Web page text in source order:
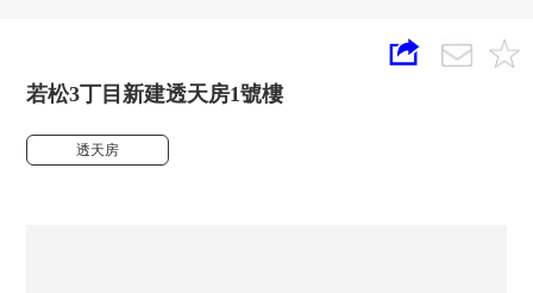
若松3丁目新建透天房1號樓
透天房